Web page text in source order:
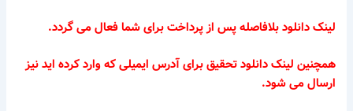
لینک دانلود بلافاصله پس از پرداخت برای شما فعال می گردد.
همچنین لینک دانلود تحقیق برای آدرس ایمیلی که وارد کرده اید نیز
ارسال می شود.